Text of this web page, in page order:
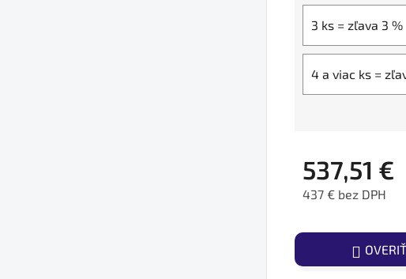
3 ks = zľava 3 %
4 a viac ks =
537,51 €
437 € bez DPH